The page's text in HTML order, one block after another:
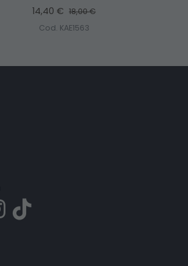
14,40 € 18,00 €
Cod. KAE1563